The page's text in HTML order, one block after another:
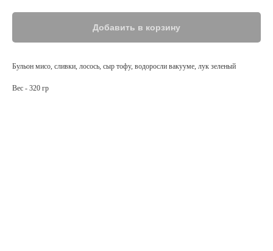
Добавить в корзину
Бульон мисо, сливки, лосось, сыр тофу, водоросли вакууме, лук зеленый
Вес - 320 гр